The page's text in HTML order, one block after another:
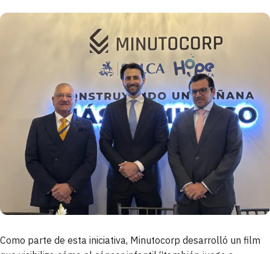
Como parte de esta iniciativa, Minutocorp desarrolló un film